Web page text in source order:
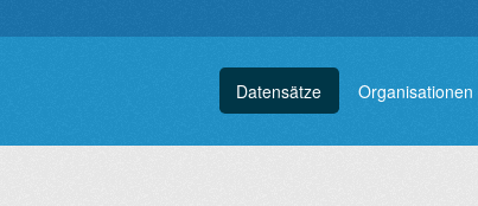
Datensätze Organisationen